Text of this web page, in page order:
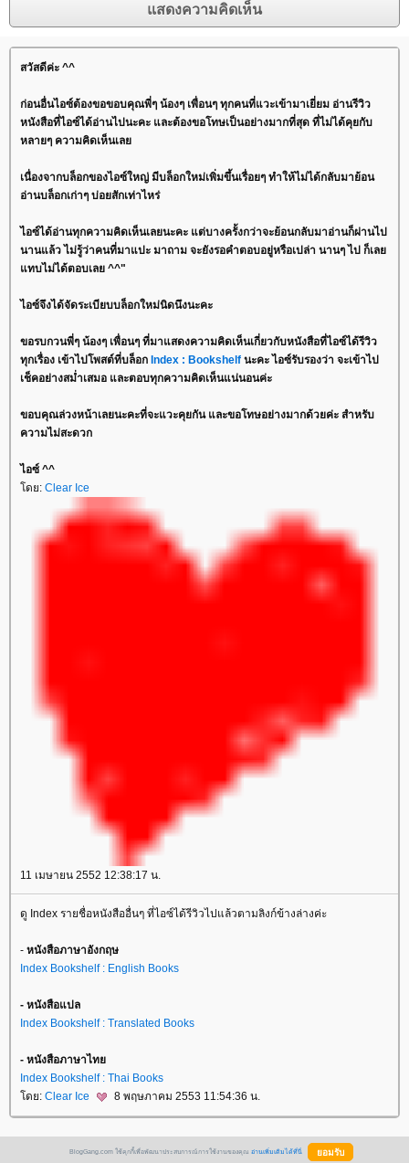
สวัสดีค่ะ ^^
ก่อนอื่นไอซ์ต้องขอขอบคุณพี่ๆ น้องๆ เพื่อนๆ ทุกคนที่แวะเข้ามาเยี่ยม อ่านรีวิว
หนังสือที่ไอซ์ได้อ่านไปนะคะ และต้องขอโทษเป็นอย่างมากที่สุด ที่ไม่ได้คุยกับ
หลายๆ ความคิดเห็นเล
เนื่องจากบล็อกของไอซ์ใหญ่ มีบล็อกใหม่เพิ่มขึ้นเรื่อยๆ ทำให้ไม่ได้กลับมาย้อน
อ่านบล็อกเก่าๆ บ่อยสักเท่าไหร่
ไอซ์ได้อ่านทุกความคิดเห็นเลยนะคะ แต่บางครั้งกว่าจะย้อนกลับมาอ่านก็ผ่านไป
นานแล้ว ไม่รู้ว่าคนที่มาแปะ มาถาม จะยังรอคำตอบอยู่หรือเปล่า นานๆ ไป ก็เล
ทบไม่ได้ตอบเลย ^^"
ไอซ์จึงได้จัดระเบียบบล็อกใหม่นิดนึงนะคะ
ขอรบกวนพี่ๆ น้องๆ เพื่อนๆ ที่มาแสดงความคิดเห็นเกี่ยวกับหนังสือที่ไอซ์ได้รีวิว
ทุกเรื่อง เข้าไปโพสต์ที่บล็อก Index : Bookshelf นะคะ ไอซ์รับรองว่า จะเข้าไป
เช็คอย่างสม่ำเสมอ และตอบทุกความคิดเห็นแน่นอนค่ะ
ขอบคุณล่วงหน้าเลยนะคะที่จะแวะคุยกัน และขอโทษอย่างมากด้วยค่ะ สำหรับ
ความไม่สะดวก
ไอซ์ ^^
ดย: Clear Ice
11 เมษายน 2552 12:38:17 น.
ดู Index รายชื่อหนังสืออื่นๆ ที่ไอซ์ได้รีวิวไปแล้วตามลิงก์ข้างล่างค่ะ
- หนังสือภาษาอังกฤษ
Index Bookshelf : English Books
- หนังสือแปล
Index Bookshelf : Translated Books
- หนังสือภาษาไท
Index Bookshelf : Thai Books
ดย: Clear Ice 8 พฤษภาคม 2553 11:54:36 น.
BlogGang.com ใช้คุกกี้เพื่อพัฒนาประสบการณ์การใช้งานของคุณ อ่านเพิ่มเติมได้ที่นี่